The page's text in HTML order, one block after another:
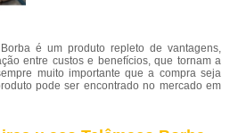
é um produto repleto de vantagens,
entre custos e benefícios, que tornam a
muito importante que a compra seja
pode ser encontrado no mercado em